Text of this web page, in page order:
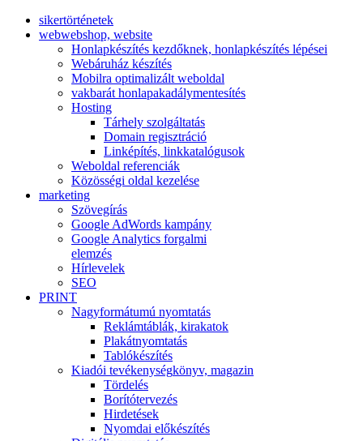
sikertörténetek
webwebshop, website
Honlapkészítés kezdőknek, honlapkészítés lépései
Webáruház készítés
Mobilra optimalizált weboldal
vakbarát honlapakadálymentesítés
Hosting
Tárhely szolgáltatás
Domain regisztráció
Linképítés, linkkatalógusok
Weboldal referenciák
Közösségi oldal kezelése
marketing
Szövegírás
Google AdWords kampány
Google Analytics forgalmi
elemzés
Hírlevelek
SEO
PRINT
Nagyformátumú nyomtatás
Reklámtáblák, kirakatok
Plakátnyomtatás
Tablókészítés
Kiadói tevékenységkönyv, magazin
Tördelés
Borítótervezés
Hirdetések
Nyomdai előkészítés